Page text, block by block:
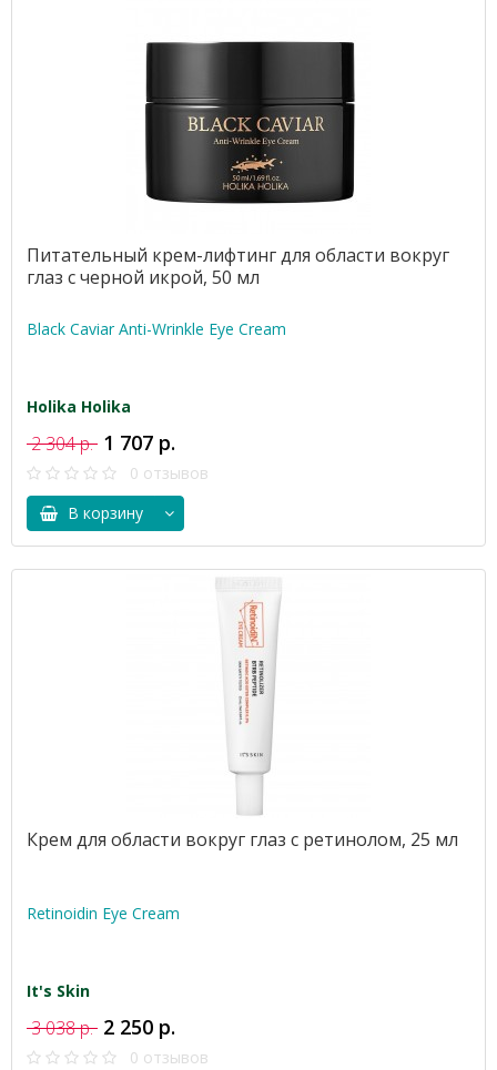
Питательный крем-лифтинг для области вокруг
глаз с черной икрой, 50 мл
Black Caviar Anti-Wrinkle Eye Cream
Holika Holika
2 304 р. 1 707 р.
0 отзывов
В корзину
Крем для области вокруг глаз с ретинолом, 25 мл
Retinoidin Eye Cream
It's Skin
3 038 р. 2 250 р.
0 отзывов